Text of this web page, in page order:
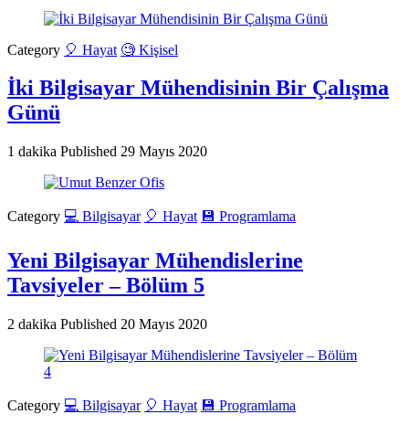
Category 🎈 Hayat 🧐 Kişisel
İki Bilgisayar Mühendisinin Bir Çalışma
Günü
1 dakika Published 29 Mayıs 2020
Category 💻 Bilgisayar 🎈 Hayat 💾 Programlama
Yeni Bilgisayar Mühendislerine
Tavsiyeler – Bölüm 5
2 dakika Published 20 Mayıs 2020
Category 💻 Bilgisayar 🎈 Hayat 💾 Programlama